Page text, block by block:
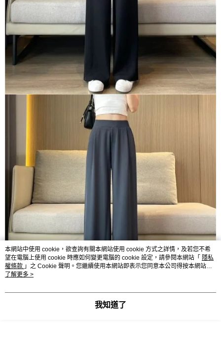
本網站中使用 cookie，欲查詢有關本網站使用 cookie 方式之詳情，及若您不希
望在電腦上使用 cookie 時應如何變更電腦的 cookie 設定，請參閱本網站「 隱私
權條款 」之 Cookie 聲明。您繼續使用本網站即表示您同意本公司得按本網站使
用條款之 Cookie 聲明使用 cookie。
了解更多 >
我知道了